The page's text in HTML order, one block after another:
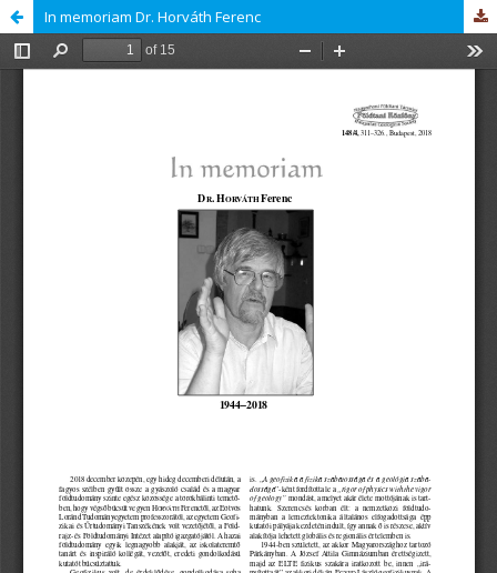
In memoriam Dr. Horváth Ferenc